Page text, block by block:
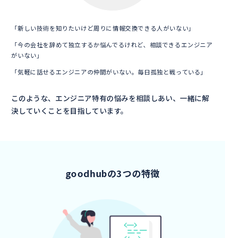
「新しい技術を知りたいけど周りに情報交換できる人がいない」
「今の会社を辞めて独立するか悩んでるけれど、相談できるエンジニア
がいない」
「気軽に話せるエンジニアの仲間がいない。毎日孤独と戦っている」
このような、エンジニア特有の悩みを相談しあい、一緒に解
決していくことを目指しています。
goodhubの3つの特徴